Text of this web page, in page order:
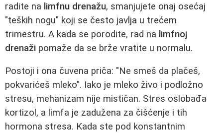
radite na limfnu drenažu, smanjujete onaj osećaj
"teških nogu" koji se često javlja u trećem
trimestru. A kada se porodite, rad na limfnoj
drenaži pomaže da se brže vratite u normalu.
Postoji i ona čuvena priča: "Ne smeš da plačeš,
pokvarićeš mleko". Iako je mleko živo i podložno
stresu, mehanizam nije mističan. Stres oslobađa
kortizol, a limfa je zadužena za čišćenje i tih
hormona stresa. Kada ste pod konstantnim